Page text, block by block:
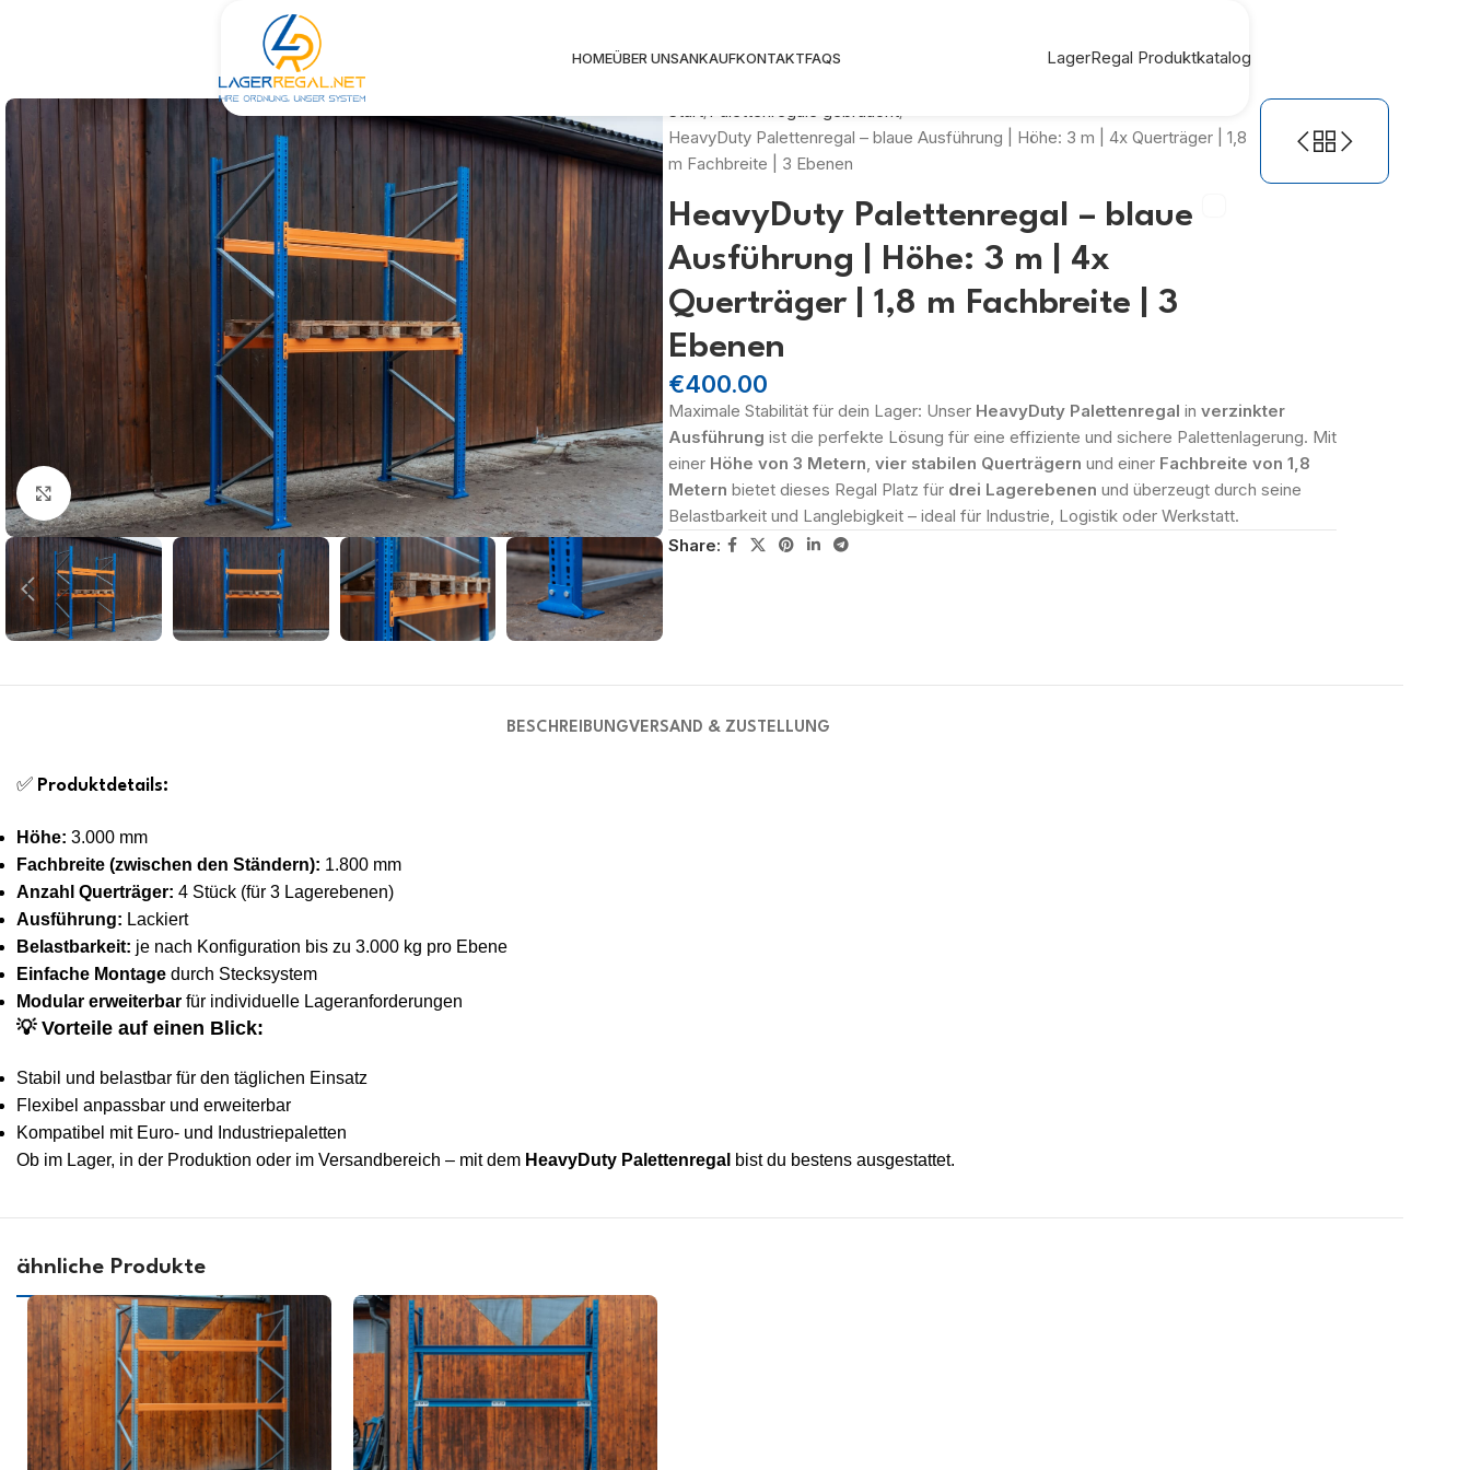
HOMEÜBER UNSANKAUFKONTAKTFAQS LagerRegal Produktkatalog
Click to enlarge
Start Palettenregale gebraucht
HeavyDuty Palettenregal – blaue Ausführung | Höhe: 3 m | 4x Querträger | 1,8
m Fachbreite | 3 Ebenen
HeavyDuty Palettenregal – blaue
Ausführung | Höhe: 3 m | 4x
Querträger | 1,8 m Fachbreite | 3
Ebenen
€400.00
Maximale Stabilität für dein Lager: Unser HeavyDuty Palettenregal in verzinkter
Ausführung ist die perfekte Lösung für eine effiziente und sichere Palettenlagerung. Mit
einer Höhe von 3 Metern, vier stabilen Querträgern und einer Fachbreite von 1,8
Metern bietet dieses Regal Platz für drei Lagerebenen und überzeugt durch seine
Belastbarkeit und Langlebigkeit – ideal für Industrie, Logistik oder Werkstatt.
Share:
BESCHREIBUNGVERSAND & ZUSTELLUNG
✅ Produktdetails:
Höhe: 3.000 mm
Fachbreite (zwischen den Ständern): 1.800 mm
Anzahl Querträger: 4 Stück (für 3 Lagerebenen)
Ausführung: Lackiert
Belastbarkeit: je nach Konfiguration bis zu 3.000 kg pro Ebene
Einfache Montage durch Stecksystem
Modular erweiterbar für individuelle Lageranforderungen
💡 Vorteile auf einen Blick:
Stabil und belastbar für den täglichen Einsatz
Flexibel anpassbar und erweiterbar
Kompatibel mit Euro- und Industriepaletten
Ob im Lager, in der Produktion oder im Versandbereich – mit dem HeavyDuty Palettenregal bist du bestens ausgestattet.
ähnliche Produkte